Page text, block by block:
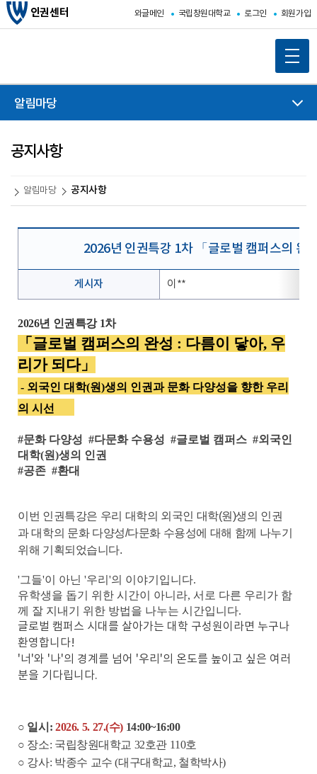
인권센터 와글메인 국립창원대학교 로그인 회원가입
알림마당
공지사항
알림마당 공지사항
2026년 인권특강 1차 「글로벌 캠퍼스의 완
게시자 이**
2026년 인권특강 1차
「글로벌 캠퍼스의 완성 : 다름이 닿아, 우
리가 되다」
- 외국인 대학(원)생의 인권과 문화 다양성을 향한 우리
의 시선
#문화 다양성 #다문화 수용성 #글로벌 캠퍼스 #외국인
대학(원)생의 인권
#공존 #환대
이번 인권특강은 우리 대학의 외국인 대학(원)생의 인권
과대학의 문화 다양성/다문화 수용성에 대해 함께 나누기
위해 기획되었습니다.
'그들'이 아닌 '우리'의 이야기입니다.
유학생을 돕기 위한 시간이 아니라, 서로 다른 우리가 함
께 잘 지내기 위한 방법을 나누는 시간입니다.
글로벌 캠퍼스 시대를 살아가는 대학 구성원이라면 누구나
환영합니다!
'너'와 '나'의 경계를 넘어 '우리'의 온도를 높이고 싶은 여러
분을 기다립니다.
○ 일시: 2026. 5. 27.(수)14:00~16:00
○ 장소: 국립창원대학교 32호관 110호
○ 강사: 박종수 교수 (대구대학교, 철학박사)